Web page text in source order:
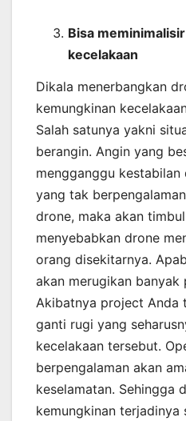
Bisa
kecelakaan
Dikala menerbangkan
kemungkinan
Salah satunya yakni
berangin. Angin yang
mengganggu kestabilan
yang tak
drone, maka akan
menyebabkan drone
orang disekitarnya.
akan merugikan banyak
Akibatnya project Anda
ganti rugi yang
kecelakaan tersebut.
berpengalaman akan
keselamatan. Sehingga
kemungkinan terjadinya